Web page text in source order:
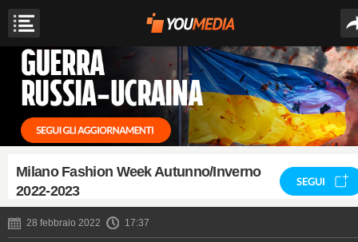
Milano Fashion Week Autunno/Inverno
2022-2023
SEGUI
28 febbraio 2022 17:37